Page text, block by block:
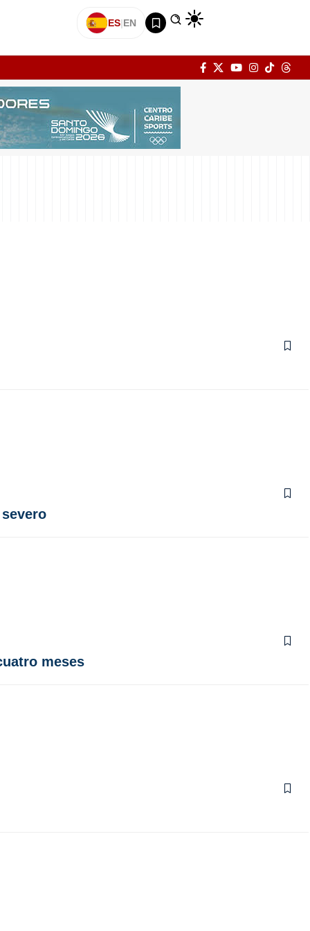
ES|EN
meses